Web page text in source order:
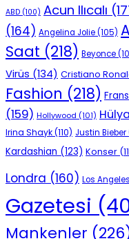
ABD (100) Acun Ilıcalı
(164) Angelina Jolie(105)
Saat (218) Beyonce
Virüs (134) Cristiano
Fashion (218)
(159) Hollywood (101)
Irina Shayk(110) Justin Bieber
Kardashian (123) Konser
Londra (160) Los Angeles
Gazetesi
Mankenler